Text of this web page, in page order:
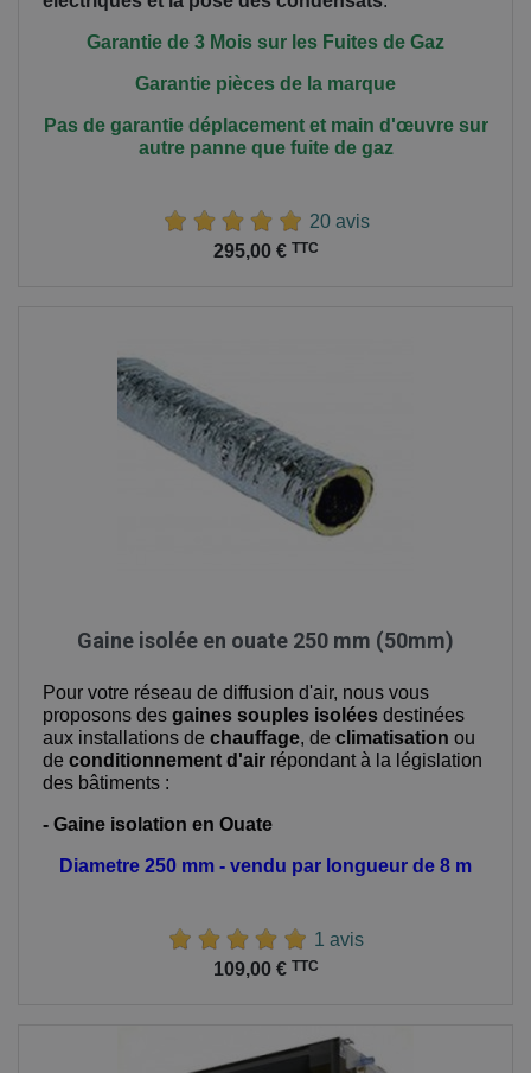
Garantie de 3 Mois sur les Fuites de Gaz
Garantie pièces de la marque
Pas de garantie déplacement et main d'œuvresur
autre panne que fuite de gaz
20 avis
295,00 € TTC
Gaine isolée en ouate 250 mm (50mm)
Pour votre réseau de diffusion d'air, nous vous
proposons des gaines souples isolées destinées
aux installations de chauffage, de climatisation ou
de conditionnement d'air répondant à la législation
des bâtiments :
- Gaine isolation en Ouate
Diametre 250 mm - vendu par longueur de 8 m
1 avis
109,00 € TTC